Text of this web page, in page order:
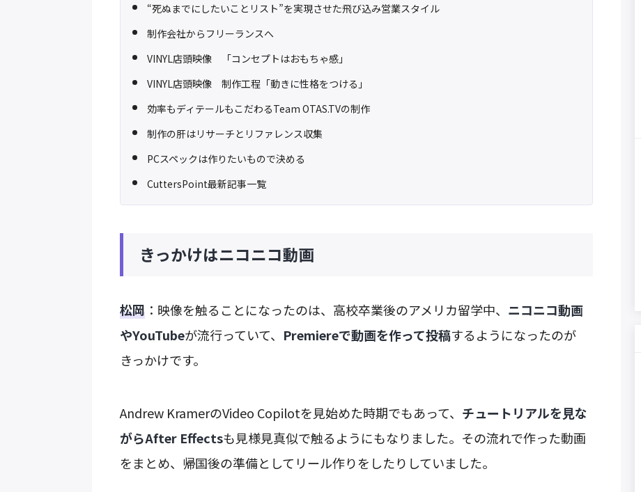
“死ぬまでにしたいことリスト”を実現させた飛び込み営業スタイル
制作会社からフリーランスへ
VINYL店頭映像 「コンセプトはおもちゃ感」
VINYL店頭映像 制作工程「動きに性格をつける」
効率もディテールもこだわるTeam OTAS.TVの制作
制作の肝はリサーチとリファレンス収集
PCスペックは作りたいもので決める
CuttersPoint最新記事一覧
きっかけはニコニコ動画
松岡 ：映像を触ることになったのは、高校卒業後のアメリカ留学中、 ニコニコ動画
やYouTubeが流行っていて、 Premiereで動画を作って投稿するようになったのが
きっかけです。
Andrew KramerのVideo Copilotを見始めた時期でもあって、 チュートリアルを見な
がらAfter Effectsも見様見真似で触るようにもなりました。その流れで作った動画
をまとめ、帰国後の準備としてリール作りをしたりしていました。